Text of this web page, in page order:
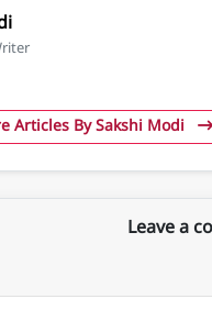
Articles By Sakshi Modi
Leave a